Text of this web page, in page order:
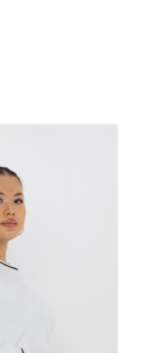
por personas de
Su elegancia,
la convierten en
en casa o en
los modelos de
deportivas en
y cómodo. Se
elegantes y